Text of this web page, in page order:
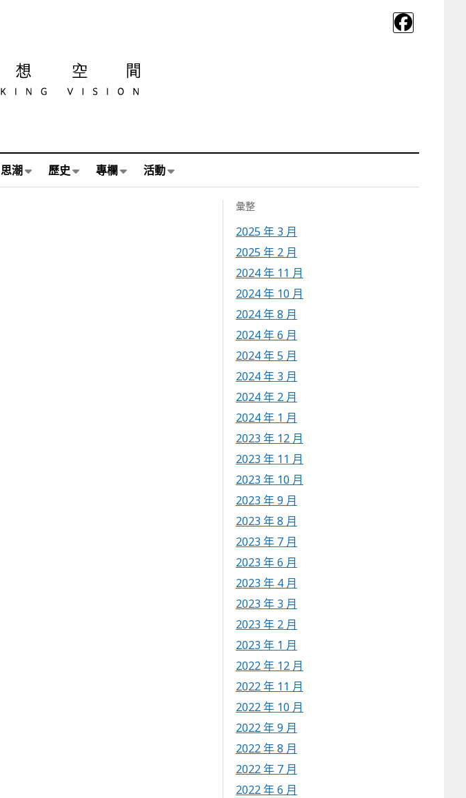
思潮 歷史 專欄 活動
彙整
2025 年 3 月
2025 年 2 月
2024 年 11 月
2024 年 10 月
2024 年 8 月
2024 年 6 月
2024 年 5 月
2024 年 3 月
2024 年 2 月
2024 年 1 月
2023 年 12 月
2023 年 11 月
2023 年 10 月
2023 年 9 月
2023 年 8 月
2023 年 7 月
2023 年 6 月
2023 年 4 月
2023 年 3 月
2023 年 2 月
2023 年 1 月
2022 年 12 月
2022 年 11 月
2022 年 10 月
2022 年 9 月
2022 年 8 月
2022 年 7 月
2022 年 6 月